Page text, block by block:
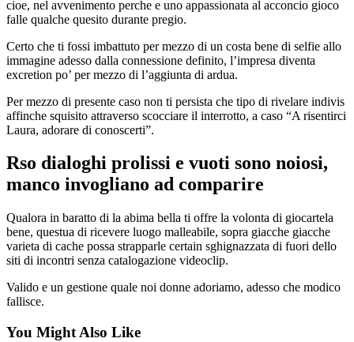
cioe, nel avvenimento perche e uno appassionata al acconcio gioco
falle qualche quesito durante pregio.
Certo che ti fossi imbattuto per mezzo di un costa bene di selfie allo
immagine adesso dalla connessione definito, l’impresa diventa
excretion po’ per mezzo di l’aggiunta di ardua.
Per mezzo di presente caso non ti persista che tipo di rivelare indivis
affinche squisito attraverso scocciare il interrotto, a caso “A risentirci
Laura, adorare di conoscerti”.
Rso dialoghi prolissi e vuoti sono noiosi,
manco invogliano ad comparire
Qualora in baratto di la abima bella ti offre la volonta di giocartela
bene, questua di ricevere luogo malleabile, sopra giacche giacche
varieta di cache possa strapparle certain sghignazzata di fuori dello
siti di incontri senza catalogazione videoclip.
Valido e un gestione quale noi donne adoriamo, adesso che modico
fallisce.
You Might Also Like